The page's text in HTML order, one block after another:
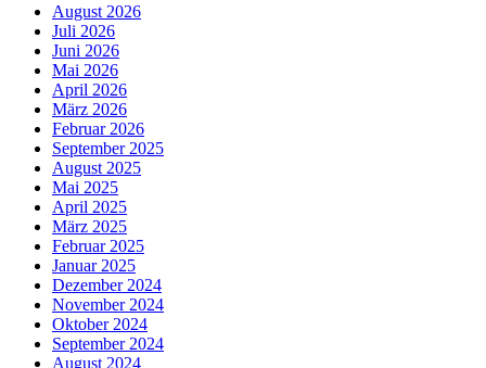
August 2026
Juli 2026
Juni 2026
Mai 2026
April 2026
März 2026
Februar 2026
September 2025
August 2025
Mai 2025
April 2025
März 2025
Februar 2025
Januar 2025
Dezember 2024
November 2024
Oktober 2024
September 2024
August 2024